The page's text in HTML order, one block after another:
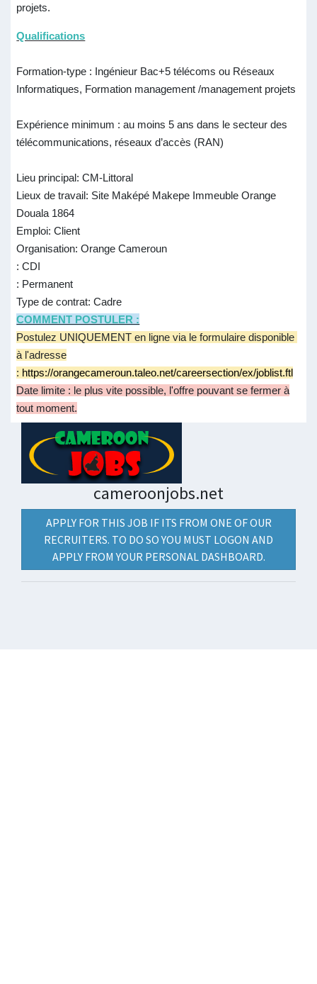
projets.
Qualifications
Formation-type : Ingénieur Bac+5 télécoms ou Réseaux
Informatiques, Formation management /management projets
Expérience minimum : au moins 5 ans dans le secteur des
télécommunications, réseaux d’accès (RAN)
Lieu principal: CM-Littoral
Lieux de travail: Site Maképé Makepe Immeuble Orange
Douala 1864
Emploi: Client
Organisation: Orange Cameroun
: CDI
: Permanent
Type de contrat: Cadre
COMMENT POSTULER :
Postulez UNIQUEMENT en ligne via le formulaire disponible
à l'adresse
: https://orangecameroun.taleo.net/careersection/ex/joblist.ftl
Date limite : le plus vite possible, l'offre pouvant se fermer à
tout moment.
cameroonjobs.net
APPLY FOR THIS JOB IF ITS FROM ONE OF OUR
RECRUITERS. TO DO SO YOU MUST LOGON AND
APPLY FROM YOUR PERSONAL DASHBOARD.